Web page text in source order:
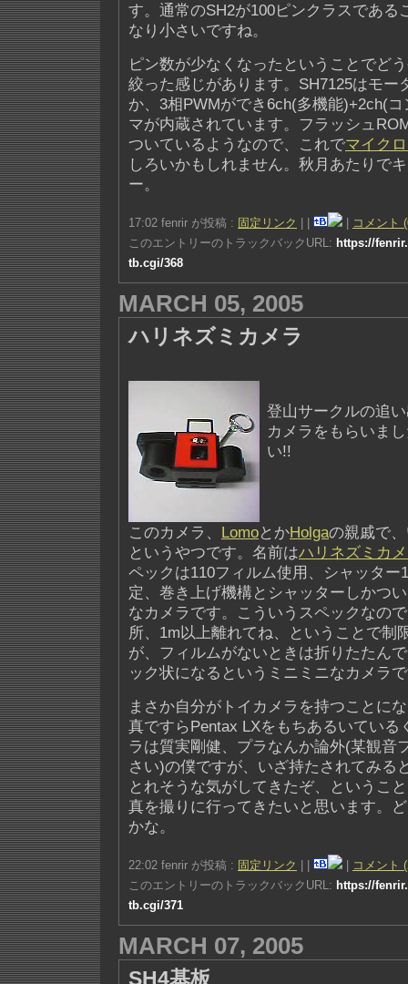
す。通常のSH2が100ピンクラスである
なり小さいですね。
ピン数が少なくなったということでど
絞った感じがあります。SH7125はモー
か、3相PWMができ6ch(多機能)+2ch(
マが内蔵されています。フラッシュ
ついているようなので、これでマイク
しろいかもしれません。秋月あたりで
ー。
17:02 fenrir が投稿 : 固定リンク
コメント
このエントリーのトラックバックURL: https://
tb.cgi/368
MARCH 05, 2005
ハリネズミカメラ
登山サークルの追
カメラをもらいま
い!!
このカメラ、 LomoとかHolgaの親戚で
というやつです。名前はハリネズミカ
ペックは110フィルム使用、シャッター
定、巻き上げ機構とシャッターしかつ
なカメラです。こういうスペックなの
所、1m以上離れてね、ということで制
が、フィルムがないときは折りたたん
ック状になるというミニミニなカメラ
まさか自分がトイカメラを持つことに
真ですらPentax LXをもちあるいている
ラは質実剛健、プラなんか論外(某観音
さい)の僕ですが、いざ持たされてみる
とれそうな気がしてきたぞ、というこ
真を撮りに行ってきたいと思います。
かな。
22:02 fenrir が投稿 : 固定リンク
コメント
このエントリーのトラックバックURL: https://
tb.cgi/371
MARCH 07, 2005
SH4基板